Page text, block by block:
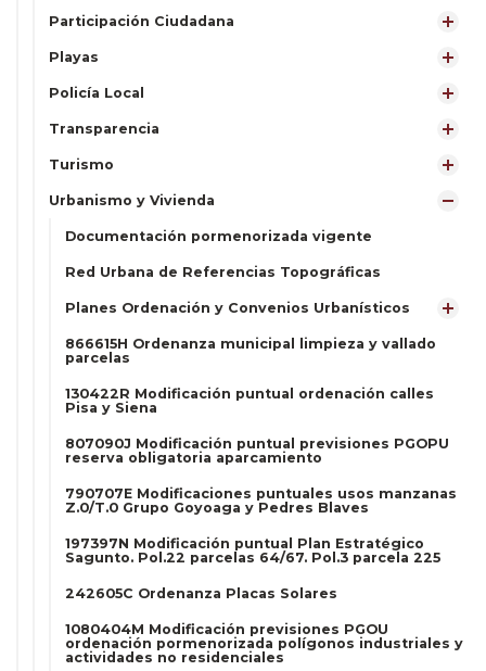
Participación Ciudadana
Playas
Policía Local
Transparencia
Turismo
Urbanismo y Vivienda
Documentación pormenorizada vigente
Red Urbana de Referencias Topográficas
Planes Ordenación y Convenios Urbanísticos
866615H Ordenanza municipal limpieza y vallado
parcelas
130422R Modificación puntual ordenación calles
Pisa y Siena
807090J Modificación puntual previsiones PGOPU
reserva obligatoria aparcamiento
790707E Modificaciones puntuales usos manzanas
Z.0/T.0 Grupo Goyoaga y Pedres Blaves
197397N Modificación puntual Plan Estratégico
Sagunto. Pol.22 parcelas 64/67. Pol.3 parcela 225
242605C Ordenanza Placas Solares
1080404M Modificación previsiones PGOU
ordenación pormenorizada polígonos industriales y
actividades no residenciales